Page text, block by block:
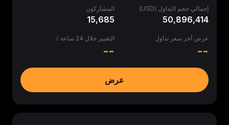
إجمالي حجم التداول (USD)
50,896,414
المشاركون
15,685
عرض آخر سعر تداول
--
التغيير خلال 24 ساعة ٪
--
عرض